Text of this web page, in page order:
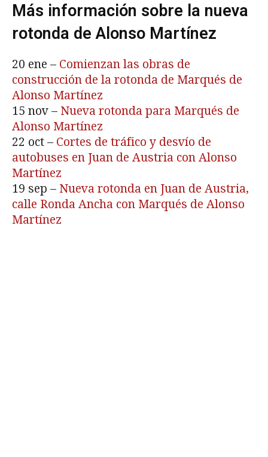
Más información sobre la nueva
rotonda de Alonso Martínez
20 ene – Comienzan las obras de
construcción de la rotonda de Marqués de
Alonso Martínez
15 nov – Nueva rotonda para Marqués de
Alonso Martínez
22 oct – Cortes de tráfico y desvío de
autobuses en Juan de Austria con Alonso
Martínez
19 sep – Nueva rotonda en Juan de Austria,
calle Ronda Ancha con Marqués de Alonso
Martínez